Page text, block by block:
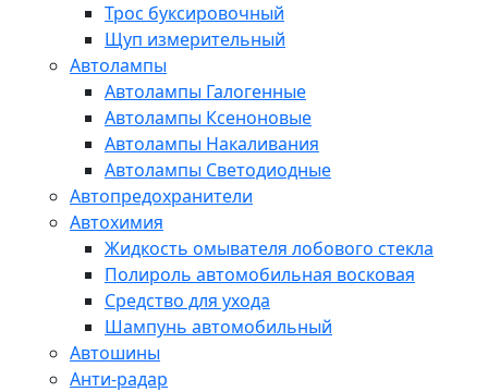
Трос буксировочный
Щуп измерительный
Автолампы
Автолампы Галогенные
Автолампы Ксеноновые
Автолампы Накаливания
Автолампы Светодиодные
Автопредохранители
Автохимия
Жидкость омывателя лобового стекла
Полироль автомобильная восковая
Средство для ухода
Шампунь автомобильный
Автошины
Анти-радар